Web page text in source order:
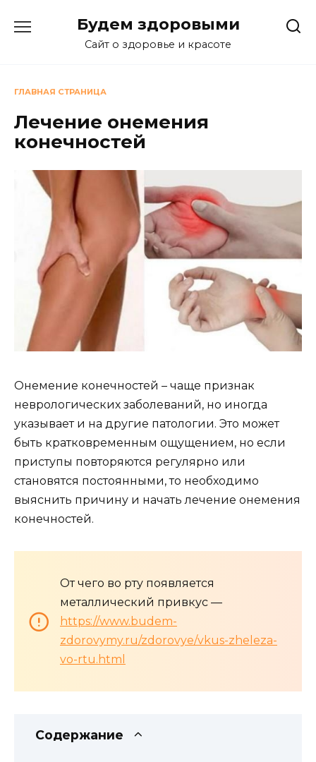
Будем здоровыми
Сайт о здоровье и красоте
ГЛАВНАЯ СТРАНИЦА
Лечение онемения
конечностей
Онемение конечностей – чаще признак
неврологических заболеваний, но иногда
указывает и на другие патологии. Это может
быть кратковременным ощущением, но если
приступы повторяются регулярно или
становятся постоянными, то необходимо
выяснить причину и начать лечение онемения
конечностей.
От чего во рту появляется
металлический привкус —
https://www.budem-
zdorovymy.ru/zdorovye/vkus-zheleza-
vo-rtu.html
Содержание